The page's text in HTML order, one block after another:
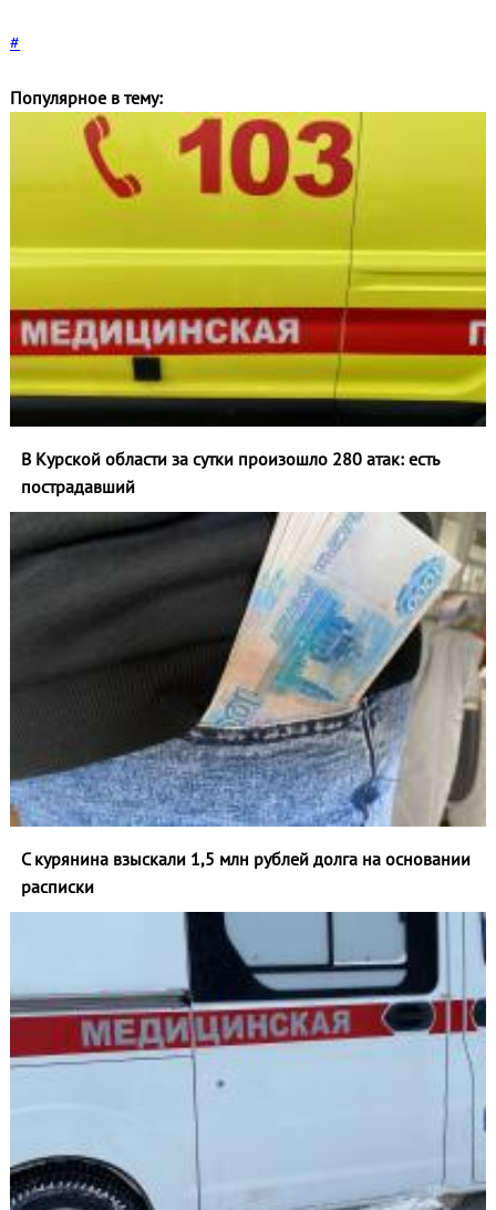
#
Популярное в тему:
В Курской области за сутки произошло 280 атак: есть
пострадавший
С курянина взыскали 1,5 млн рублей долга на основании
расписки